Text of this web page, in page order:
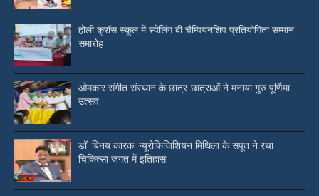
होली क्रॉस स्कूल में स्पेलिंग बी चैम्पियनशिप प्रतियोगिता सम्मान
समारोह
ओमकार संगीत संस्थान के छात्र-छात्राओं ने मनाया गुरु पूर्णिमा
उत्सव
डॉ. बिनय कारक: न्यूरोफिजिशियन मिथिला के सपूत ने रचा
चिकित्सा जगत में इतिहास